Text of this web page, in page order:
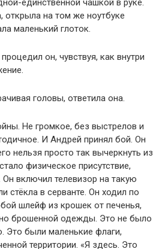
единственной чашкой в руке.
открыла на том же ноутбуке
маленький глоток.
он, чувствуя, как внутри
головы, ответила она.
Не громкое, без выстрелов и
И Андрей принял бой. Он
нельзя просто так вычеркнуть из
физическое присутствие,
включил телевизор на такую
стёкла в серванте. Он ходил по
шлейф из крошек от печенья,
брошенной одежды. Это не было
Это были маленькие флаги,
территории. «Я здесь. Это